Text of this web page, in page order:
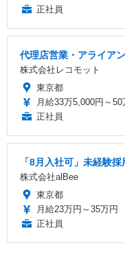
正社員
代理店営業・アライア
株式会社レコモット
東京都
月給33万5,000円～50
正社員
「8月入社可」未経験
株式会社alBee
東京都
月給23万円～35万円
正社員